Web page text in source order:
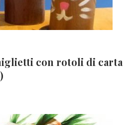
con rotoli di carta